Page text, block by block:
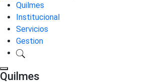
Quilmes
Institucional
Servicios
Gestion
Quilmes